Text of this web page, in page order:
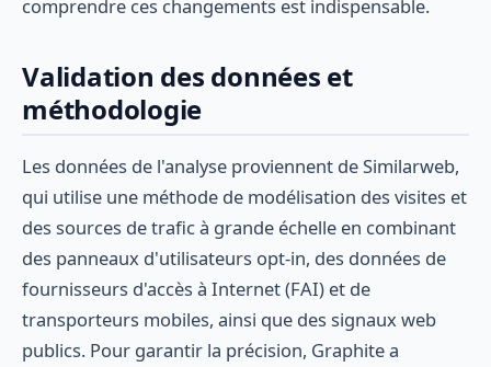
comprendre ces changements est indispensable.
Validation des données et
méthodologie
Les données de l'analyse proviennent de Similarweb,
qui utilise une méthode de modélisation des visites et
des sources de trafic à grande échelle en combinant
des panneaux d'utilisateurs opt-in, des données de
fournisseurs d'accès à Internet (FAI) et de
transporteurs mobiles, ainsi que des signaux web
publics. Pour garantir la précision, Graphite a